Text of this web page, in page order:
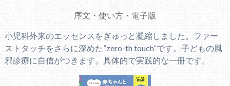
序文 ・ 使い方・ 電子版
小児科外来のエッセンスをぎゅっと凝縮しました。ファー
ストタッチをさらに深めた”zero-th touch”です。子どもの風
邪診療に自信がつきます。具体的で実践的な一冊です。